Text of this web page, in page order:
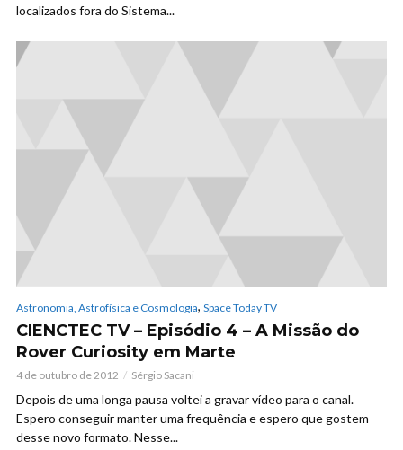
localizados fora do Sistema...
Astronomia, Astrofísica e Cosmologia, Space Today TV
CIENCTEC TV – Episódio 4 – A Missão do
Rover Curiosity em Marte
4 de outubro de 2012 Sérgio Sacani
Depois de uma longa pausa voltei a gravar vídeo para o canal.
Espero conseguir manter uma frequência e espero que gostem
desse novo formato. Nesse...